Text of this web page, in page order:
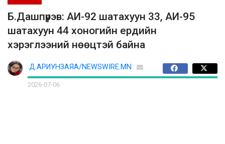
Б.Дашпүрэв: АИ-92 шатахуун 33, АИ-95
шатахуун 44 хоногийн ердийн
хэрэглээний нөөцтэй байна
Д.АРИУНЗАЯА/NEWSWIRE.MN
2026-07-06